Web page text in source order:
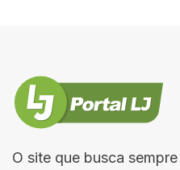
O site que busca